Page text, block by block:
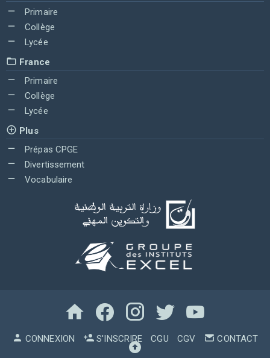
Primaire
Collège
Lycée
France
Primaire
Collège
Lycée
Plus
Prépas CPGE
Divertissement
Vocabulaire
CONNEXION S'INSCRIRE CGU CGV CONTACT